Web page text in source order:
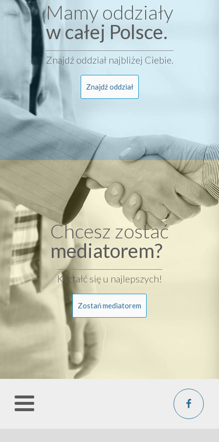
Mamy oddziały
w całej Polsce.
Znajdź oddział najbliżej Ciebie.
Znajdź oddział
Chcesz zostać
mediatorem?
Kształć się u najlepszych!
Zostań mediatorem